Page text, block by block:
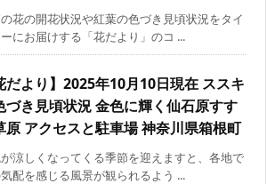
花の開花状況や紅葉の色づき見頃状況をタイ
にお届けする「花だより」のコ ...
だより】2025年10月10日現在 ススキ
づき見頃状況 金色に輝く仙石原すす
原 アクセスと駐車場 神奈川県箱根町
涼しくなってくる季節を迎えますと、各地で
配を感じる風景が観られるよう ...